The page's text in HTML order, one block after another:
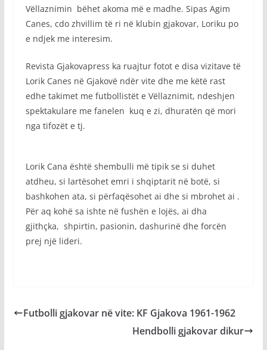
Vëllaznimin bëhet akoma më e madhe. Sipas Agim
Canes, cdo zhvillim të ri në klubin gjakovar, Loriku po
e ndjek me interesim.
Revista Gjakovapress ka ruajtur fotot e disa vizitave të
Lorik Canes në Gjakovë ndër vite dhe me këtë rast
edhe takimet me futbollistët e Vëllaznimit, ndeshjen
spektakulare me fanelen kuq e zi, dhuratën që mori
nga tifozët e tj.
Lorik Cana është shembulli më tipik se si duhet
atdheu, si lartësohet emri i shqiptarit në botë, si
bashkohen ata, si përfaqësohet ai dhe si mbrohet ai .
Për aq kohë sa ishte në fushën e lojës, ai dha
gjithçka, shpirtin, pasionin, dashurinë dhe forcën
prej një lideri.
Futbolli gjakovar në vite: KF Gjakova 1961-1962
Hendbolli gjakovar dikur